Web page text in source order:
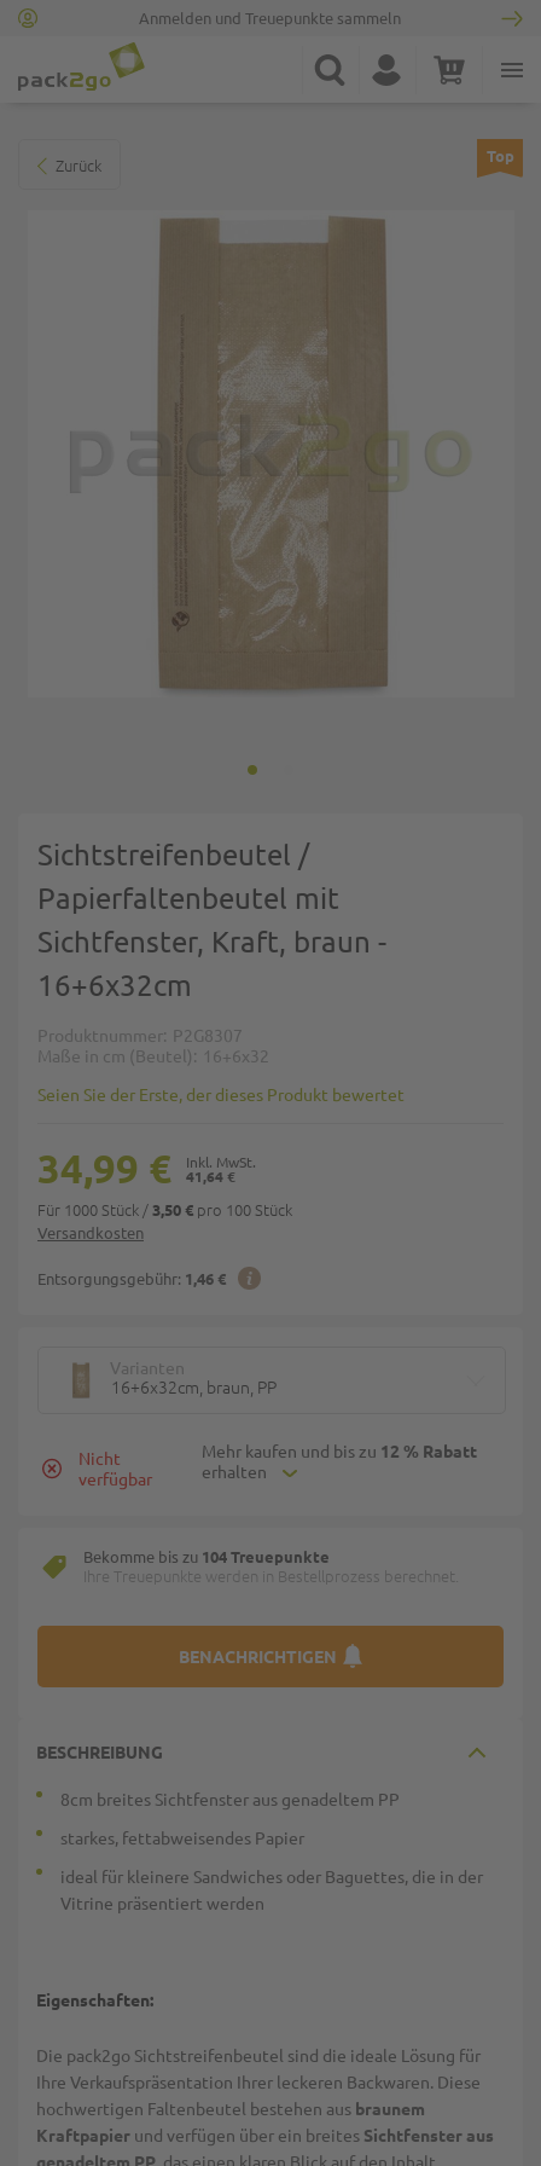
Anmelden und Treuepunkte sammeln
Suche Konto Warenkorb
Zurück Top
Sichtstreifenbeutel /
Papierfaltenbeutel mit
Sichtfenster, Kraft, braun -
16+6x32cm
Produktnummer P2G8307
Maße in cm (Beutel)
16+6x32
Seien Sie der Erste, der dieses Produkt bewertet
Versandkosten
Entsorgungsgebühr: 1,46 €
41,64 €
34,99 €
Für 1000 Stück /3,50 € pro 100 Stück
Varianten
16+6x32cm, braun, PP
Mehr kaufen und bis zu 12 % Rabatt
erhalten
Nicht
verfügbar
Bekomme bis zu 104 Treuepunkte
Ihre Treuepunkte werden in Bestellprozess berechnet.
BENACHRICHTIGEN
BESCHREIBUNG
8cm breites Sichtfenster aus genadeltem PP
starkes, fettabweisendes Papier
ideal für kleinere Sandwiches oder Baguettes, die in der
Vitrine präsentiert werden
Eigenschaften:
Die pack2go Sichtstreifenbeutel sind die ideale Lösung für
Ihre Verkaufspräsentation Ihrer leckeren Backwaren. Diese
hochwertigen Faltenbeutel bestehen aus braunem
Kraftpapier und verfügen über ein breites Sichtfenster aus
genadeltem PP , das einen klaren Blick auf den Inhalt